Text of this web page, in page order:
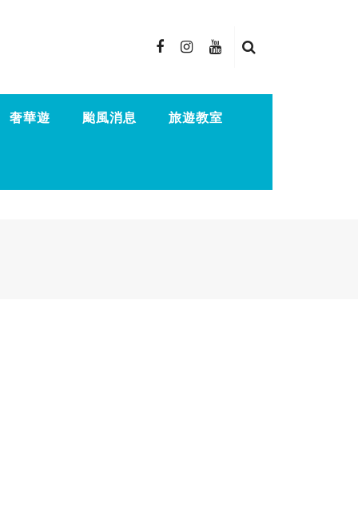
奢華遊 颱風消息 旅遊教室